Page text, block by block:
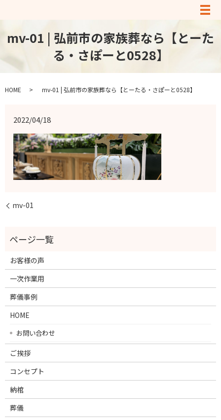
メ
mv-01 | 弘前市の家族葬なら【とーた
る・さぽーと0528】
HOME mv-01 | 弘前市の家族葬なら【とーたる・さぽーと0528】
2022/04/18
mv-01
お客様の声
一次作業用
葬儀事例
HOME
お問い合わせ
ご挨拶
コンセプト
納棺
葬儀